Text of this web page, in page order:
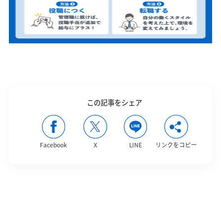
この記事をシェア
Facebook X LINE リンクをコピー